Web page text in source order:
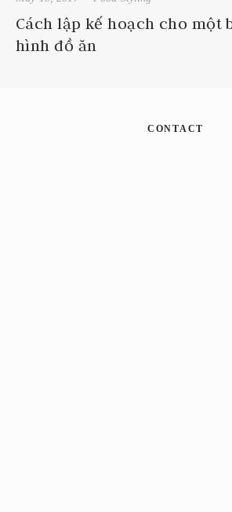
Cách lập kế hoạch cho một
hình đồ ăn
CONTACT